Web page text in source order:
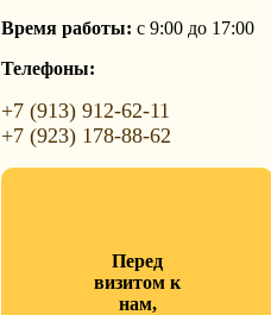
Время работы: с 9:00 до 17:00
Телефоны:
+7 (913) 912-62-11
+7 (923) 178-88-62
Перед
визитом к
нам,